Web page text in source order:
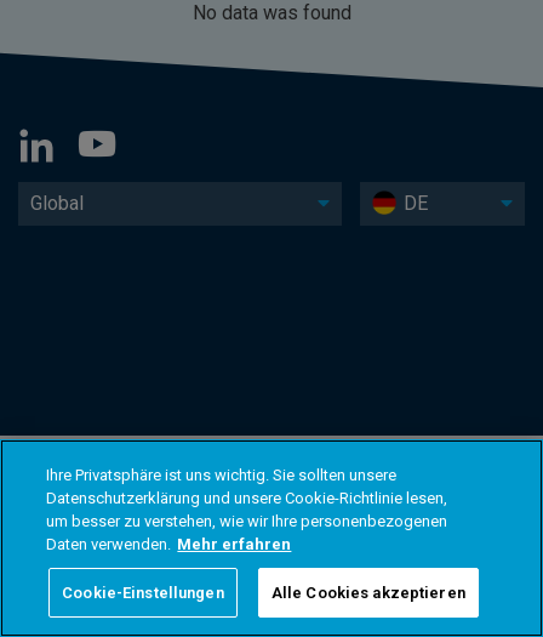
No data was found
Global DE
Ihre Privatsphäre ist uns wichtig. Sie sollten unsere
Datenschutzerklärung und unsere Cookie-Richtlinie lesen,
um besser zu verstehen, wie wir Ihre personenbezogenen
Daten verwenden. Mehr erfahren
Cookie-Einstellungen Alle Cookies akzeptieren